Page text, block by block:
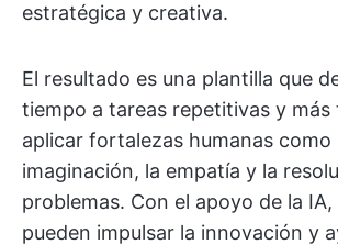
estratégica y creativa.
El resultado es una plantilla que
tiempo a tareas repetitivas y más
aplicar fortalezas humanas como
imaginación, la empatía y la
problemas. Con el apoyo de la
pueden impulsar la innovación y